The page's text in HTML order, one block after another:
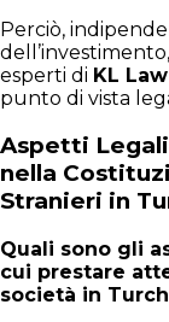
Perciò,
esperti di KL
punto di vista
Aspetti
nella
Stranieri in
Quali sono gli
cui prestare
società in